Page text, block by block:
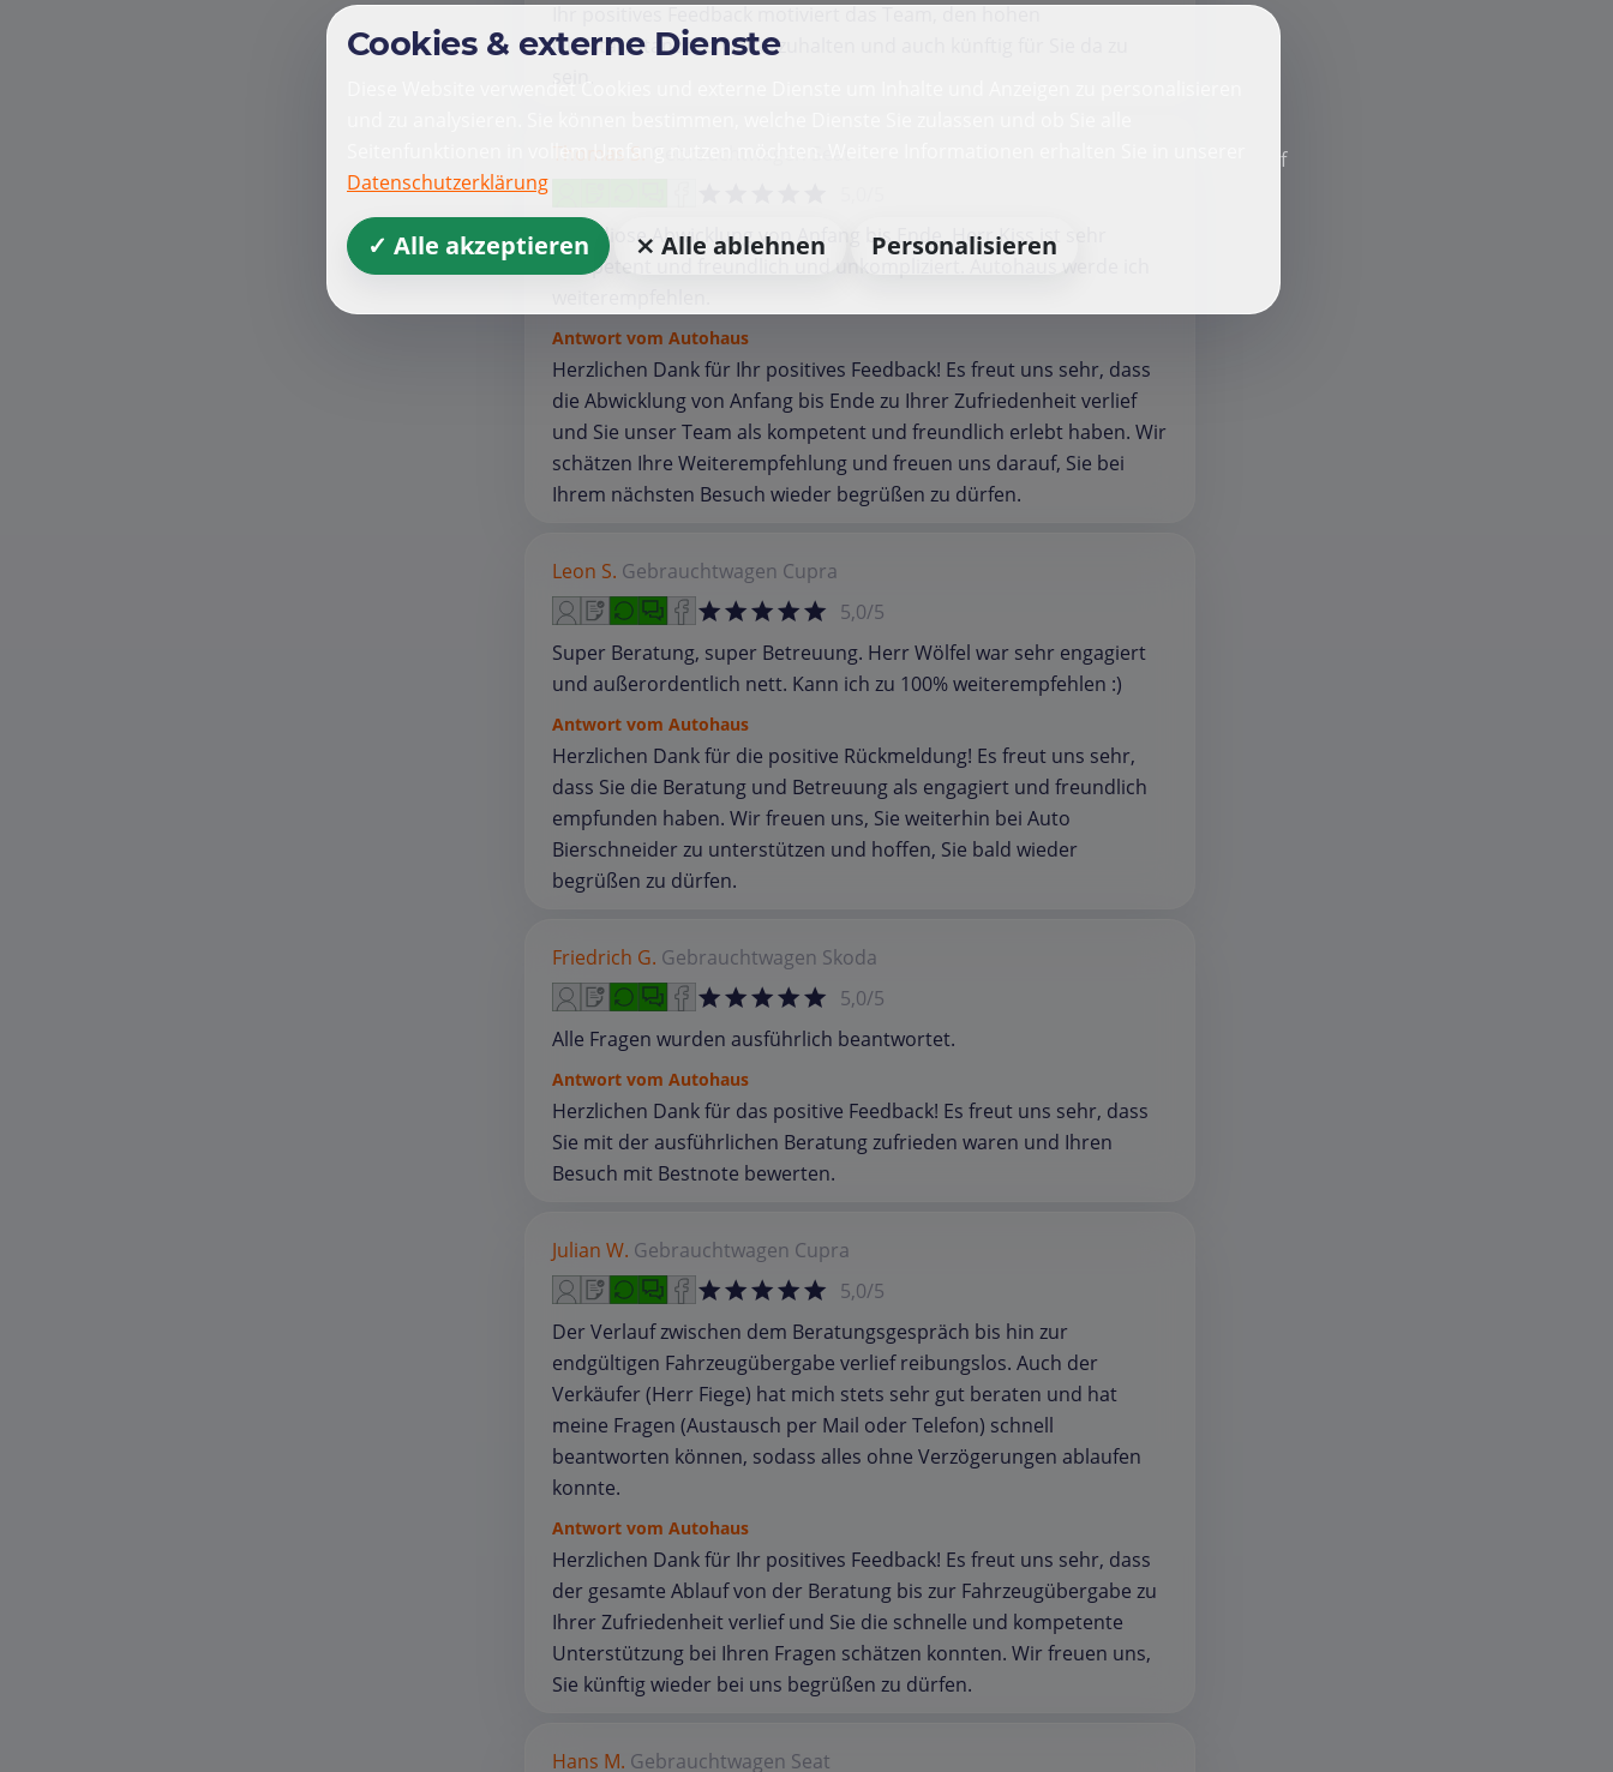
Ihr positives Feedback motiviert das Team, den hohen
Qualitätsstandard weiterzuhalten und auch künftig für Sie da zu
Thomas S.
Grandiose Abwicklung von Anfang bis Ende. Herr Kiss ist sehr
kompetent und freundlich und unkompliziert. Autohaus werde ich
Antwort vom Autohaus
Herzlichen Dank für Ihr positives Feedback! Es freut uns sehr, dass
die Abwicklung von Anfang bis Ende zu Ihrer Zufriedenheit verlief
und Sie unser Team als kompetent und freundlich erlebt haben. Wir
schätzen Ihre Weiterempfehlung und freuen uns darauf, Sie bei
Ihrem nächsten Besuch wieder begrüßen zu dürfen.
Leon S. Gebrauchtwagen Cupra
5,0/5
Super Beratung, super Betreuung. Herr Wölfel war sehr engagiert
und außerordentlich nett. Kann ich zu 100% weiterempfehlen :)
Antwort vom Autohaus
Herzlichen Dank für die positive Rückmeldung! Es freut uns sehr,
dass Sie die Beratung und Betreuung als engagiert und freundlich
empfunden haben. Wir freuen uns, Sie weiterhin bei Auto
Bierschneider zu unterstützen und hoffen, Sie bald wieder
begrüßen zu dürfen.
Friedrich G. Gebrauchtwagen Skoda
5,0/5
Alle Fragen wurden ausführlich beantwortet.
Antwort vom Autohaus
Herzlichen Dank für das positive Feedback! Es freut uns sehr, dass
Sie mit der ausführlichen Beratung zufrieden waren und Ihren
Besuch mit Bestnote bewerten.
Julian W. Gebrauchtwagen Cupra
5,0/5
Der Verlauf zwischen dem Beratungsgespräch bis hin zur
endgültigen Fahrzeugübergabe verlief reibungslos. Auch der
Verkäufer (Herr Fiege) hat mich stets sehr gut beraten und hat
meine Fragen (Austausch per Mail oder Telefon) schnell
beantworten können, sodass alles ohne Verzögerungen ablaufen
konnte.
Antwort vom Autohaus
Herzlichen Dank für Ihr positives Feedback! Es freut uns sehr, dass
der gesamte Ablauf von der Beratung bis zur Fahrzeugübergabe zu
Ihrer Zufriedenheit verlief und Sie die schnelle und kompetente
Unterstützung bei Ihren Fragen schätzen konnten. Wir freuen uns,
Sie künftig wieder bei uns begrüßen zu dürfen.
Hans M. Gebrauchtwagen Seat
Cookies & externe Dienste
Diese Website verwendet Cookies und externe Dienste um Inhalte und Anzeigen zu personalisieren
Seitenfunktionen in vollem Umfang nutzen möchten. Weitere Informationen erhalten Sie in unserer
Datenschutzerklärung
✓ Alle akzeptieren ⨯ Alle ablehnen Personalisieren
f